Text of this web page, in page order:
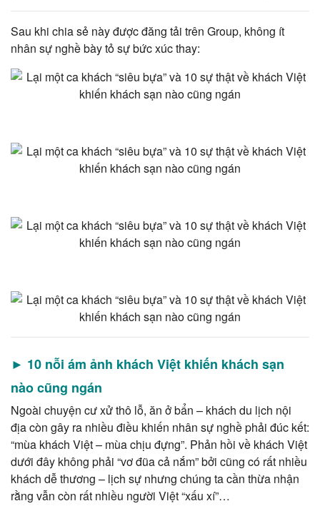
Sau khi chia sẻ này được đăng tải trên Group, không ít
nhân sự nghề bày tỏ sự bức xúc thay:
► 10 nỗi ám ảnh khách Việt khiến khách sạn
nào cũng ngán
Ngoài chuyện cư xử thô lỗ, ăn ở bẩn – khách du lịch nội
địa còn gây ra nhiều điều khiến nhân sự nghề phải đúc kết:
“mùa khách Việt – mùa chịu đựng”. Phản hồi về khách Việt
dưới đây không phải “vơ đũa cả nắm” bởi cũng có rất nhiều
khách dễ thương – lịch sự nhưng chúng ta cần thừa nhận
rằng vẫn còn rất nhiều người Việt “xấu xí”…